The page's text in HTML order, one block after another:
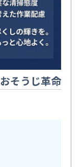
おそうじ革命